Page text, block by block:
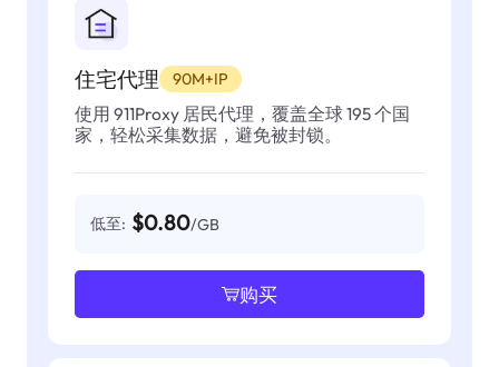
住宅代理 90M+IP
使用 911Proxy 居民代理，覆盖全球 195 个国
家，轻松采集数据，避免被封锁。
低至: $0.80/GB
购买